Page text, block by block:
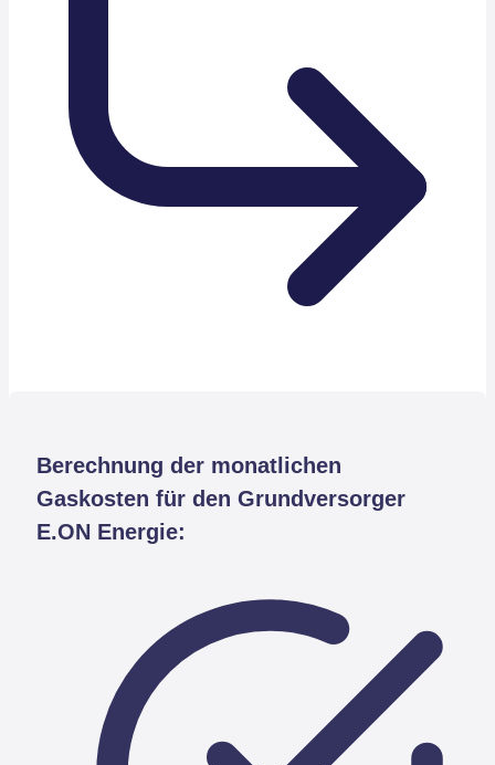
Berechnung der monatlichen
Gaskosten für den Grundversorger
E.ON Energie: